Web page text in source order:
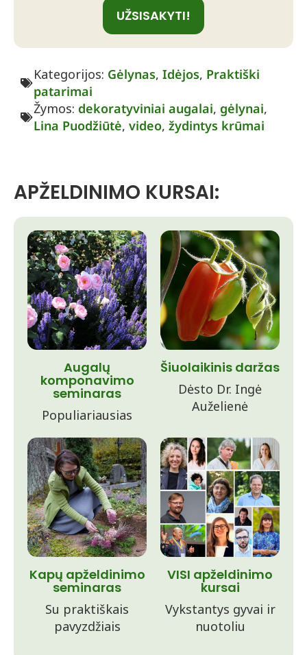
UŽSISAKYTI!
Kategorijos: Gėlynas, Idėjos, Praktiški
patarimai
Žymos: dekoratyviniai augalai, gėlynai,
Lina Puodžiūtė, video, žydintys krūmai
APŽELDINIMO KURSAI:
Augalų
komponavimo
seminaras
Populiariausias
Šiuolaikinis daržas
Dėsto Dr. Ingė
Auželienė
Kapų apželdinimo
seminaras
Su praktiškais
pavyzdžiais
VISI apželdinimo
kursai
Vykstantys gyvai ir
nuotoliu